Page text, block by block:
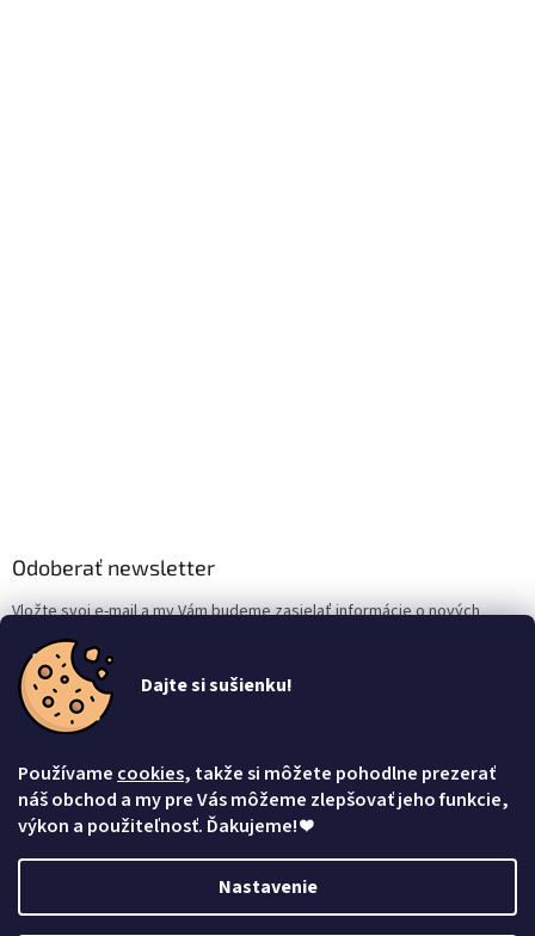
Dajte si sušienku!
Používame cookies, takže si môžete pohodlne prezerať
náš obchod a my pre Vás môžeme zlepšovať jeho funkcie,
výkon a použiteľnosť. Ďakujeme!❤
Nastavenie
Odoberať newsletter
Vložte svoj e-mail a my Vám budeme zasielať informácie o nových
produktoch na našom e-shope.
Email
Vložením e-mailu súhlasíte s
Prihlásiť sa
Vytvoril Shoptet